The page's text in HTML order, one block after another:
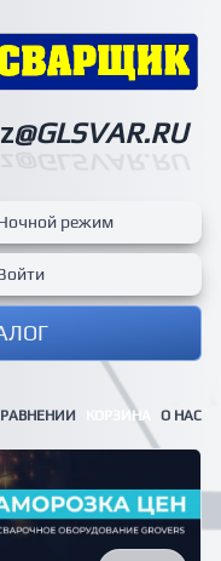
@GLSVAR.RU
режим
КОРЗИНА О НАС